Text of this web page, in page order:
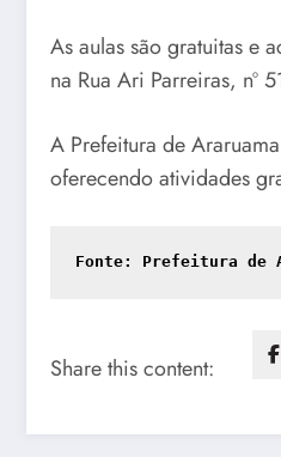
As aulas são gratuitas e
na Rua Ari Parreiras, nº
A Prefeitura de
oferecendo atividades
Fonte: Prefeitura de
Share this content: